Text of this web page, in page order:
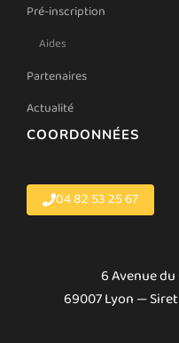
Pré-inscription
Aides
Partenaires
Actualité
COORDONNÉES
04 82 53 25 67
6 Avenue
69007 Lyon —